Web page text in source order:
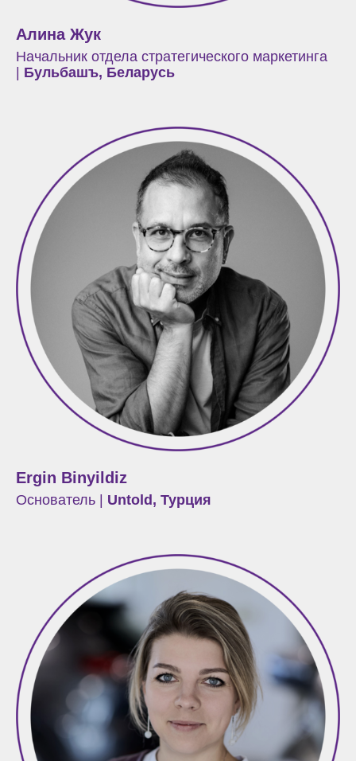
Алина Жук
Начальник отдела стратегического маркетинга
| Бульбашъ, Беларусь
Ergin Binyildiz
Основатель | Untold, Турция